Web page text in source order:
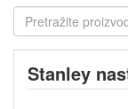
Stanley